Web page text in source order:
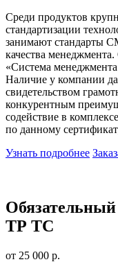
Среди продуктов
стандартизации
занимают стандарты
качества
«Система
Наличие у компании
свидетельством
конкурентным
содействие в
по данному
Узнать подробнее
Обязательный
ТР ТС
от 25 000 р.